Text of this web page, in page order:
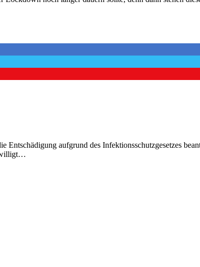
aufgrund des Infektionsschutzgesetzes